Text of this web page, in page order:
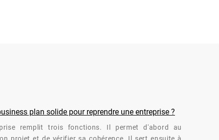
plan solide pour reprendre une entreprise ?
remplit trois fonctions. Il permet d'abord au